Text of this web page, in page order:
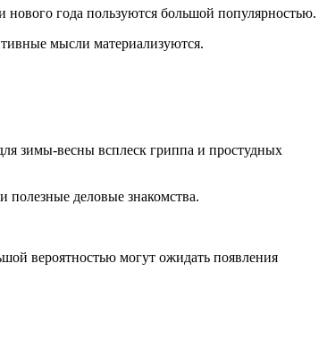
года пользуются большой популярностью.
мысли материализуются.
зимы-весны всплеск гриппа и простудных
деловые знакомства.
вероятностью могут ожидать появления